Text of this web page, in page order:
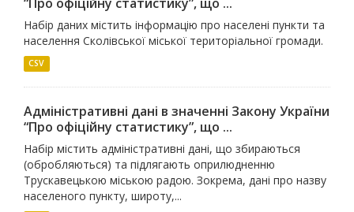
Набір даних містить інформацію про населені пункти та
населення Сколівської міської територіальної громади.
CSV
Адміністративні дані в значенні Закону України
“Про офіційну статистику”, що ...
Набір містить адміністративні дані, що збираються
(обробляються) та підлягають оприлюдненню
Трускавецькою міською радою. Зокрема, дані про назву
населеного пункту, широту,...